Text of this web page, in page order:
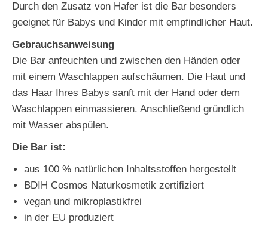
Durch den Zusatz von Hafer ist die Bar besonders
geeignet für Babys und Kinder mit empfindlicher Haut.
Gebrauchsanweisung
Die Bar anfeuchten und zwischen den Händen oder
mit einem Waschlappen aufschäumen. Die Haut und
das Haar Ihres Babys sanft mit der Hand oder dem
Waschlappen einmassieren. Anschließend gründlich
mit Wasser abspülen.
Die Bar ist:
aus 100 % natürlichen Inhaltsstoffen hergestellt
BDIH Cosmos Naturkosmetik zertifiziert
vegan und mikroplastikfrei
in der EU produziert